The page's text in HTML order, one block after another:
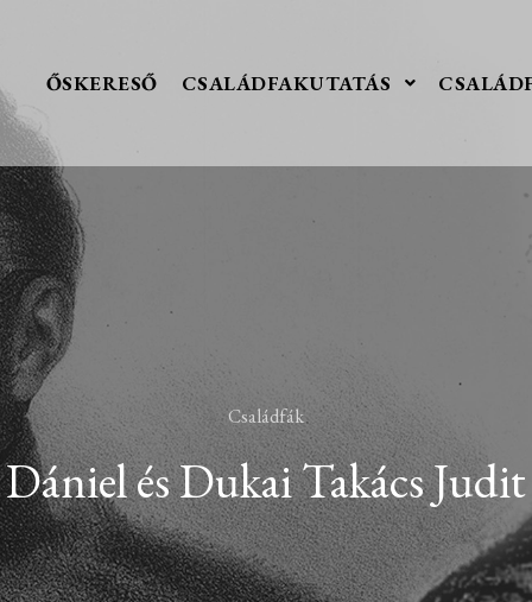
ŐSKERESŐ CSALÁDFAKUTATÁS
Családfák
és Dukai Takács